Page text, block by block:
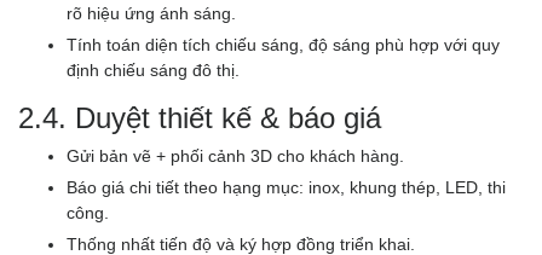
rõ hiệu ứng ánh sáng.
Tính toán diện tích chiếu sáng, độ sáng phù hợp với quy
định chiếu sáng đô thị.
2.4. Duyệt thiết kế & báo giá
Gửi bản vẽ + phối cảnh 3D cho khách hàng.
Báo giá chi tiết theo hạng mục: inox, khung thép, LED, thi
công.
Thống nhất tiến độ và ký hợp đồng triển khai.